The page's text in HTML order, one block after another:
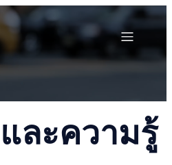
ละความรู้